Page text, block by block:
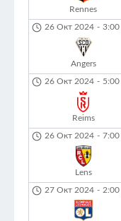
Rennes
26 Окт 2024 - 3:00
Angers
26 Окт 2024 - 5:00
Reims
26 Окт 2024 - 7:00
Lens
27 Окт 2024 - 2:00